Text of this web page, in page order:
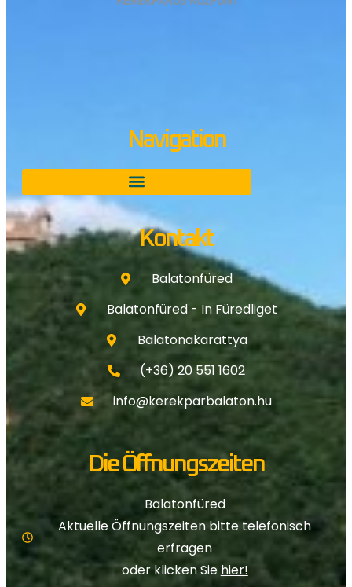
Navigation
Kontakt
Balatonfüred
Balatonfüred - In Füredliget
Balatonakarattya
(+36) 20 551 1602
info@kerekparbalaton.hu
Die Öffnungszeiten
Balatonfüred
Aktuelle Öffnungszeiten bitte telefonisch
erfragen
oder klicken Sie hier!